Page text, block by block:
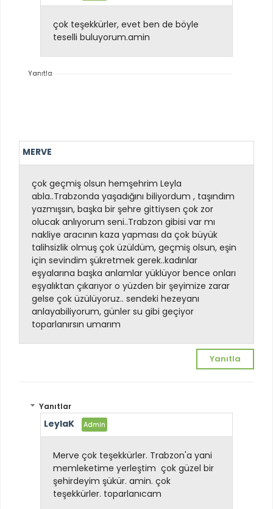
çok teşekkürler, evet ben de böyle
teselli buluyorum.amin
Yanıtla
MERVE
çok geçmiş olsun hemşehrim Leyla
abla..Trabzonda yaşadığını biliyordum , taşındım
yazmışsın, başka bir şehre gittiysen çok zor
olucak anlıyorum seni..Trabzon gibisi var mı
nakliye aracının kaza yapması da çok büyük
talihsizlik olmuş çok üzüldüm, geçmiş olsun, eşin
için sevindim şükretmek gerek..kadınlar
eşyalarına başka anlamlar yüklüyor bence onları
eşyalıktan çıkarıyor o yüzden bir şeyimize zarar
gelse çok üzülüyoruz.. sendeki hezeyanı
anlayabiliyorum, günler su gibi geçiyor
toparlanırsın umarım
Yanıtla
Yanıtlar
LeylaK
Merve çok teşekkürler. Trabzon'a yani
memleketime yerleştim çok güzel bir
şehirdeyim şükür. amin. çok
teşekkürler. toparlanıcam